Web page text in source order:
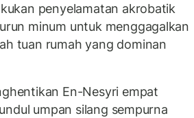
penyelamatan akrobatik
minum untuk menggagalkan
tuan rumah yang dominan
En-Nesyri empat
umpan silang sempurna